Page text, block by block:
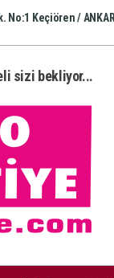
No:1 Keçiören /
sizi bekliyor...